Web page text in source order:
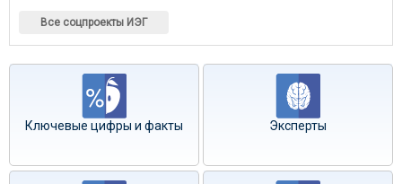
Все соцпроекты ИЭГ
Ключевые цифры и факты Эксперты